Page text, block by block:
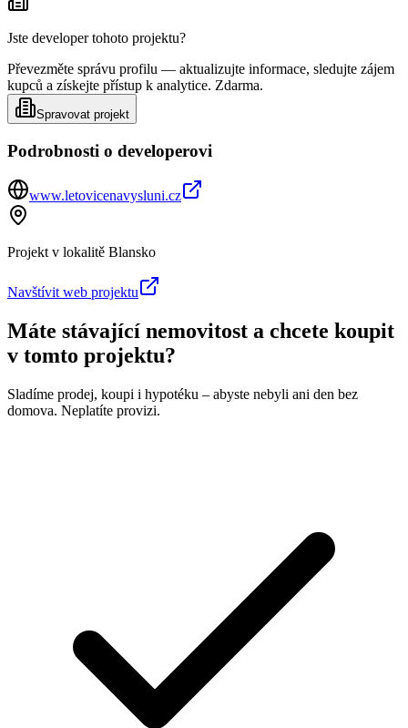
Jste developer tohoto projektu?
Převezměte správu profilu — aktualizujte informace, sledujte zájem
kupců a získejte přístup k analytice. Zdarma.
Spravovat projekt
Podrobnosti o developerovi
www.letovicenavysluni.cz
Projekt v lokalitě Blansko
Navštívit web projektu
Máte stávající nemovitost a chcete koupit
v tomto projektu?
Sladíme prodej, koupi i hypotéku – abyste nebyli ani den bez
domova. Neplatíte provizi.